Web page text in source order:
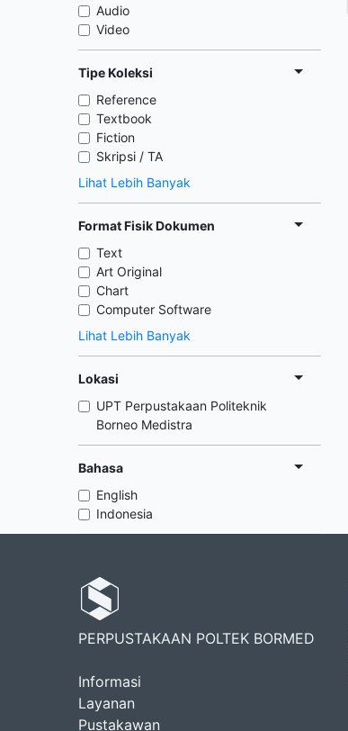
Audio
Video
Tipe Koleksi
Reference
Textbook
Fiction
Skripsi / TA
Lihat Lebih Banyak
Format Fisik Dokumen
Text
Art Original
Chart
Computer Software
Lihat Lebih Banyak
Lokasi
UPT Perpustakaan Politeknik
Borneo Medistra
Bahasa
English
Indonesia
PERPUSTAKAAN POLTEK BORMED
Informasi
Layanan
Pustakawan